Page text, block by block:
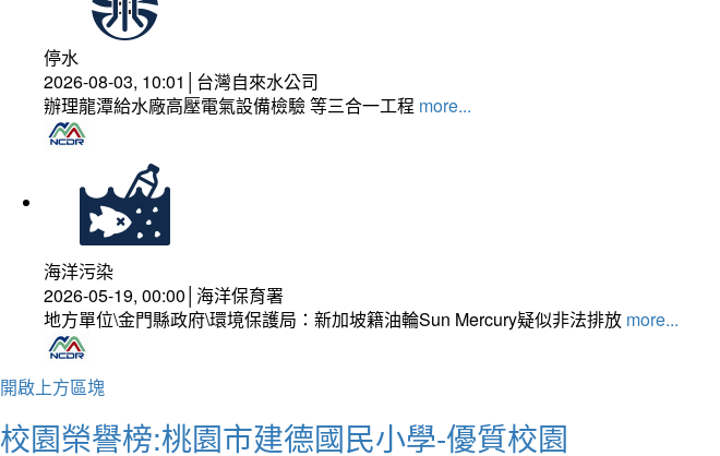
停水
2026-08-03, 10:01│台灣自來水公司
辦理龍潭給水廠高壓電氣設備檢驗 等三合一工程 more...
海洋污染
2026-05-19, 00:00│海洋保育署
地方單位\金門縣政府\環境保護局：新加坡籍油輪Sun Mercury疑似非法排放 more...
開啟上方區塊
校園榮譽榜:桃園市建德國民小學-優質校園